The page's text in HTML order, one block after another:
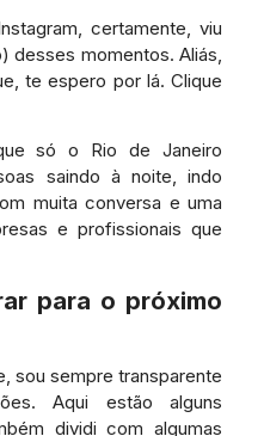
certamente, viu
desses momentos. Aliás,
te espero por lá. Clique
só o Rio de Janeiro
saindo à noite, indo
muita conversa e uma
e profissionais que
para o próximo
sou sempre transparente
Aqui estão alguns
dividi com algumas